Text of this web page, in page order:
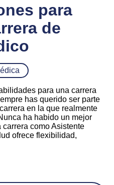
para
de
para una carrera
has querido ser parte
en la que realmente
ha habido un mejor
como Asistente
ofrece flexibilidad,